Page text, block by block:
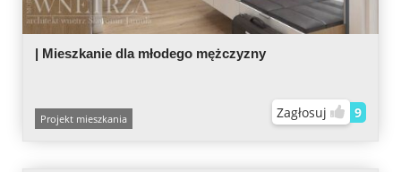
| Mieszkanie dla młodego mężczyzny
Projekt mieszkania Zagłosuj 9